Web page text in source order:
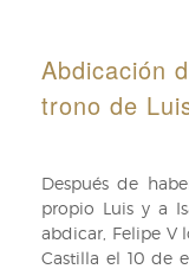
Abdicación
trono de
Después de
propio Luis y a
abdicar, Felipe V
Castilla el 10 de